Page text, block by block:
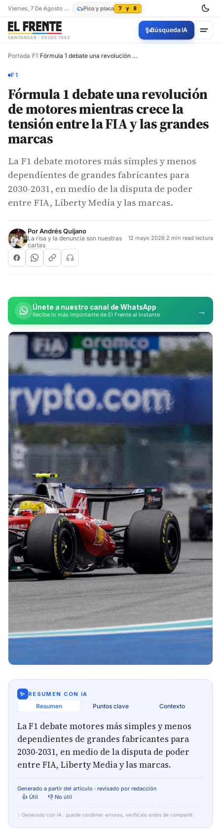
Viernes, 7 De Agosto De 2026 Pico y placa 7 y 8
SANTANDER · DESDE 1942
✨Búsqueda IA
Portada/F1/ Fórmula 1 debate una revolución de motores mientras crece la tensión entre la FIA y las grandes marcas
F1
Fórmula 1 debate una revolución
de motores mientras crece la
tensión entre la FIA y las grandes
marcas
La F1 debate motores más simples y menos
dependientes de grandes fabricantes para
2030-2031, en medio de la disputa de poder
entre FIA, Liberty Media y las marcas.
PorAndrés Quijano
La risa y la denuncia son nuestras
cartas
12 mayo 2026·2 min read lectura
Únete a nuestro canal de WhatsApp
Recibe lo más importante de El Frente al instante →
✨ RESUMEN CON IA
Resumen Puntos clave Contexto
La F1 debate motores más simples y menos
dependientes de grandes fabricantes para
2030-2031, en medio de la disputa de poder
entre FIA, Liberty Media y las marcas.
Generado a partir del artículo · revisado por redacción
👍 Útil
👎 No útil
✨ Generado con IA · puede contener errores, verifícalo antes de compartir.